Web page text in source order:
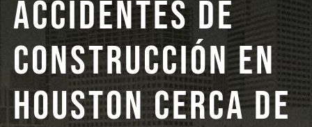
Accidentes De
Construcción En
Houston Cerca De